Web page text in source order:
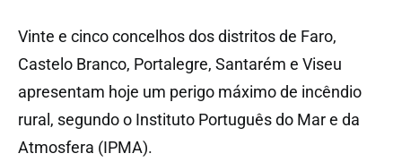
Vinte e cinco concelhos dos distritos de Faro,
Castelo Branco, Portalegre, Santarém e Viseu
apresentam hoje um perigo máximo de incêndio
rural, segundo o Instituto Português do Mar e da
Atmosfera (IPMA).